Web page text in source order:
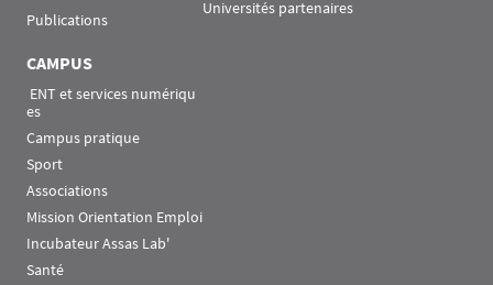
Publications
Universités partenaires
CAMPUS
es
Campus pratique
Sport
Associations
Mission Orientation Emploi
Incubateur Assas Lab'
Santé